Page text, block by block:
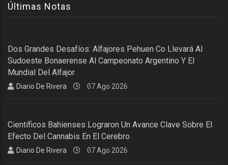
Últimas Notas
Dos Grandes Desafíos: Alfajores Pehuen Co Llevará Al
Sudoeste Bonaerense Al Campeonato Argentino Y El
Mundial Del Alfajor
Diario De Rivera 07 Ago 2026
Científicos Bahienses Lograron Un Avance Clave Sobre El
Efecto Del Cannabis En El Cerebro
Diario De Rivera 07 Ago 2026